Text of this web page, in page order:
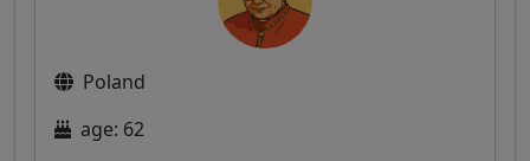
Poland
age: 62